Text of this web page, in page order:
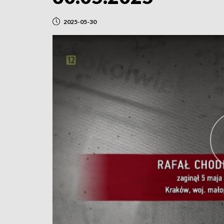
2025-05-30